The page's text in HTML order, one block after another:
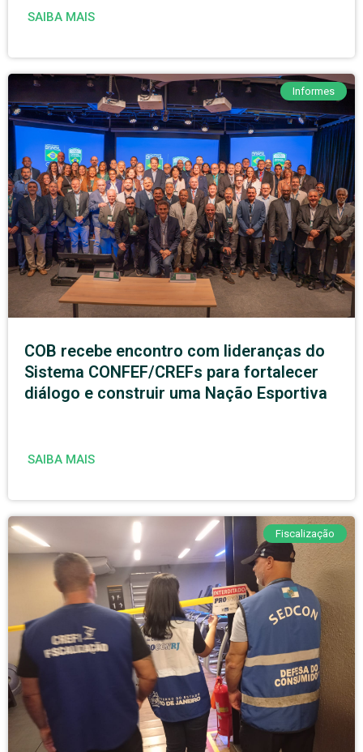
SAIBA MAIS
Informes
COB recebe encontro com lideranças do
Sistema CONFEF/CREFs para fortalecer
diálogo e construir uma Nação Esportiva
SAIBA MAIS
Fiscalização